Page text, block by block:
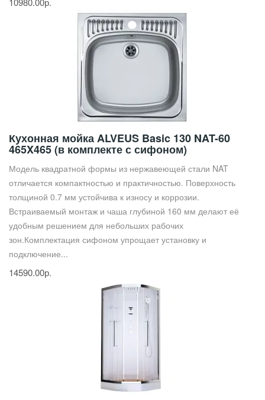
Кухонная мойка ALVEUS Basic 130 NAT-60
465X465 (в комплекте с сифоном)
Модель квадратной формы из нержавеющей стали NAT
отличается компактностью и практичностью. Поверхность
толщиной 0.7 мм устойчива к износу и коррозии.
Встраиваемый монтаж и чаша глубиной 160 мм делают её
удобным решением для небольших рабочих
зон.Комплектация сифоном упрощает установку и
подключение...
14590.00р.